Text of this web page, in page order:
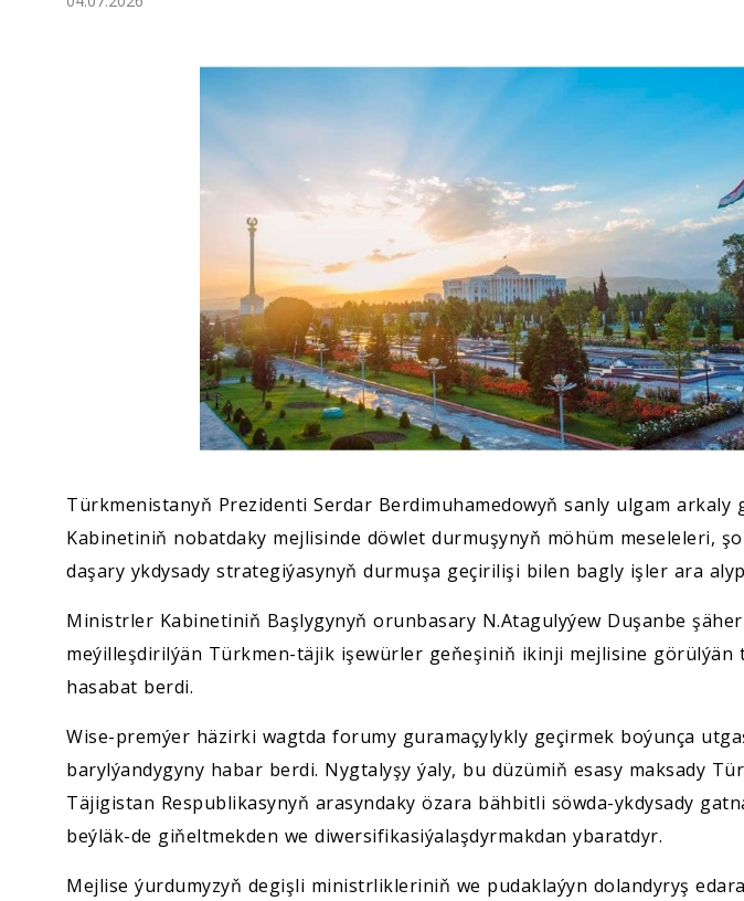
Jemgyýet
Ylym
Sport
Türkmenistanyň Prezidenti Serdar Berdimuhamedowyň sanly ulgam arkaly
Kabinetiniň nobatdaky mejlisinde döwlet durmuşynyň möhüm meseleleri,
daşary ykdysady strategiýasynyň durmuşa geçirilişi bilen bagly işler ara
Ministrler Kabinetiniň Başlygynyň orunbasary N.Atagulyýew Duşanbe
meýilleşdirilýän Türkmen-täjik işewürler geňeşiniň ikinji mejlisine görülýän
hasabat berdi.
Wise-premýer häzirki wagtda forumy guramaçylykly geçirmek boýunça
barylýandygyny habar berdi. Nygtalyşy ýaly, bu düzümiň esasy maksady
Täjigistan Respublikasynyň arasyndaky özara bähbitli söwda-ykdysady
beýläk-de giňeltmekden we diwersifikasiýalaşdyrmakdan ybaratdyr.
Mejlise ýurdumyzyň degişli ministrlikleriniň we pudaklaýyn dolandyryş